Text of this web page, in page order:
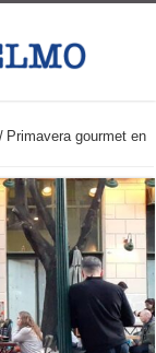
/ Primavera gourmet en